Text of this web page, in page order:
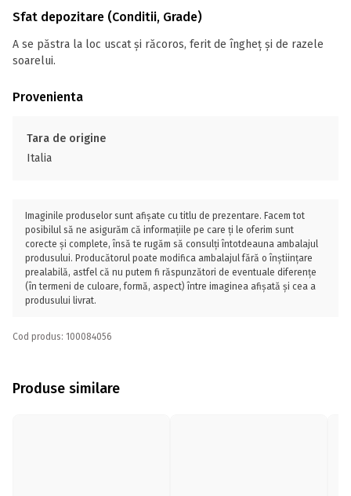
Sfat depozitare (Conditii, Grade)
A se păstra la loc uscat și răcoros, ferit de îngheț și de razele
soarelui.
Provenienta
Tara de origine
Italia
Imaginile produselor sunt afișate cu titlu de prezentare. Facem tot
posibilul să ne asigurăm că informațiile pe care ți le oferim sunt
corecte și complete, însă te rugăm să consulți întotdeauna ambalajul
produsului. Producătorul poate modifica ambalajul fără o înștiințare
prealabilă, astfel că nu putem fi răspunzători de eventuale diferențe
(în termeni de culoare, formă, aspect) între imaginea afișată și cea a
produsului livrat.
Cod produs: 100084056
Produse similare